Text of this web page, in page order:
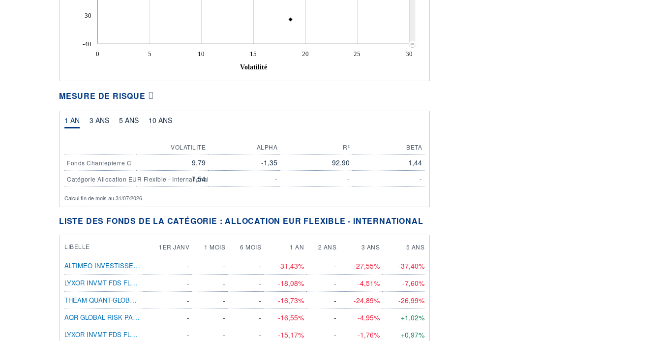
-40
-30
0 5 10 15 20 25
30
Volatilité
MESURE DE RISQUE
1 AN 3 ANS 5 ANS 10 ANS
VOLATILITE ALPHA R²
BETA
Fonds Chantepierre C
9,79 -1,35 92,90 1,44
Catégorie Allocation EUR Flexible - International
7,54 - - -
Calcul fin de mois au 31/07/2026
LISTE DES FONDS DE LA CATÉGORIE : ALLOCATION EUR FLEXIBLE - INTERNATIONAL
LIBELLE 1ER JANV 1 MOIS 6 MOIS 1 AN 2 ANS 3 ANS 5 ANS
ALTIMEO INVESTISSEMENT R - - - -31,43% - -27,55%
-37,40%
LYXOR INVMT FDS FLEXIBLE ALLC DM EUR
- - - -18,08% - -4,51%
-7,60%
THEAM QUANT-GLOBAL INCOME I EUR CAP
- - - -16,73% - -24,89%
-26,99%
AQR GLOBAL RISK PARITY UCITS F EUR INC
- - - -16,55% - -4,95%
+1,02%
LYXOR INVMT FDS FLEXIBLE ALLC DI EUR
- - - -15,17% - -1,76%
+0,97%